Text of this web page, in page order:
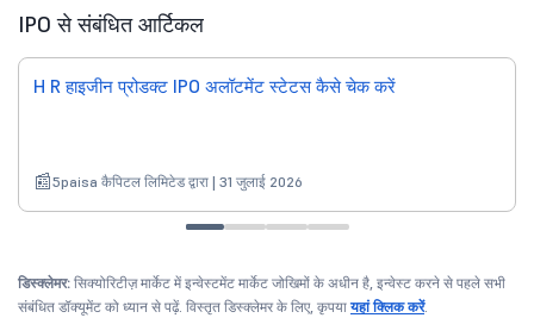
IPO से संबंधित आर्टिकल
H R हाइजीन प्रोडक्ट IPO अलॉटमेंट स्टेटस कैसे चेक करें
5paisa कैपिटल लिमिटेड द्वारा | 31 जुलाई 2026
डिस्क्लेमर: सिक्योरिटीज़ मार्केट में इन्वेस्टमेंट मार्केट जोखिमों के अधीन है, इन्वेस्ट करने से पहले सभी
संबंधित डॉक्यूमेंट को ध्यान से पढ़ें. विस्तृत डिस्क्लेमर के लिए, कृपयायहां क्लिक करें.